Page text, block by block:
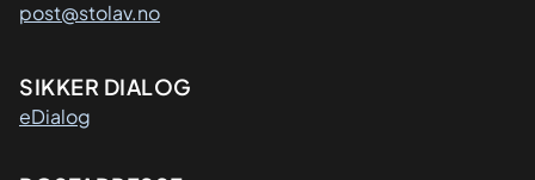
post@stolav.no
SIKKER DIALOG
eDialog